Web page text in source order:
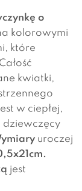
o
kolorowymi
które
kwiatki,
w ciepłej,
dziewczęcy
uroczej
jest